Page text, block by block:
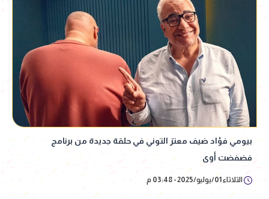
بيومي فؤاد ضيف معتز التوني في حلقة جديدة من برنامج
فضفضت أوى
الثلاثاء 01/يوليو/2025 - 03:48 م